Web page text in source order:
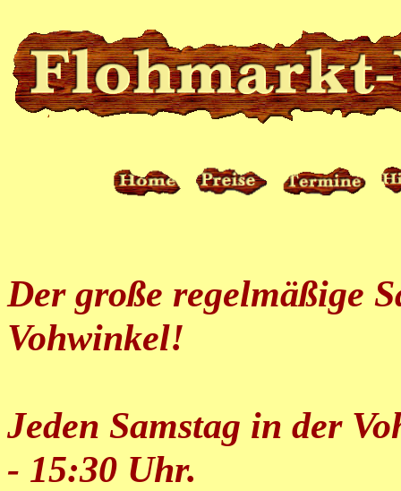
Der große regelmäßige
Vohwinkel!
Jeden Samstag in der
- 15:30 Uhr.